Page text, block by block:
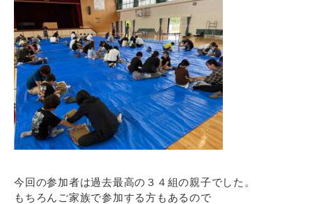
今回の参加者は過去最高の３４組の親子でした。
もちろんご家族で参加する方もあるので